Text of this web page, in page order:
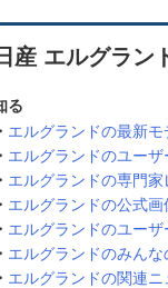
産 エルグラン
る
エルグランドの最新
エルグランドのユー
エルグランドの専門家
エルグランドの公式画
エルグランドのユーザ
エルグランドのみんな
エルグランドの関連ニ